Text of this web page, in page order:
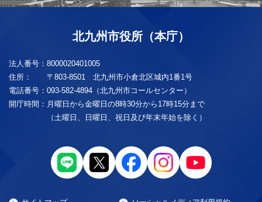
北九州市役所（本庁）
法人番号： 8000020401005
住所：
〒803-8501 北九州市小倉北区城内1番1号
電話番号： 093-582-4894（北九州市コールセンター）
開庁時間： 月曜日から金曜日の8時30分から17時15分まで
（土曜日、日曜日、祝日及び年末年始を除く）